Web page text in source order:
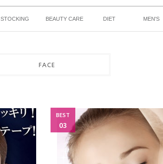
STOCKING BEAUTY CARE DIET MEN'S
FACE
BEST
03